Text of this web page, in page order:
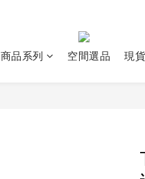
商品系列 空間選品 現